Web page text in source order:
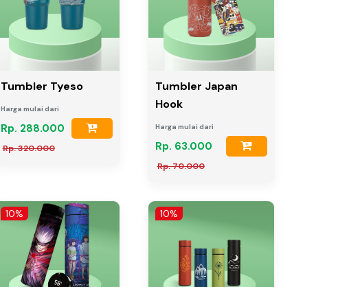
Tumbler Tyeso
Harga mulai dari
Rp. 288.000
Rp. 320.000
Tumbler Japan
Hook
Harga mulai dari
Rp. 63.000
Rp. 70.000
10% 10%